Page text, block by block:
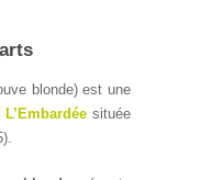
blonde) est une
située